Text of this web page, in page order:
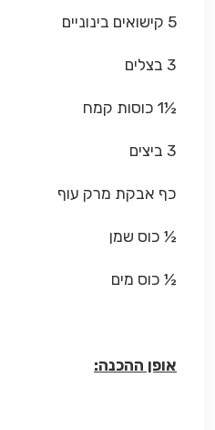
5 קישואים בינוניים
3 בצלים
½1 כוסות קמח
3 ביצים
כף אבקת מרק עוף
½ כוס שמן
½ כוס מים
אופן ההכנה: